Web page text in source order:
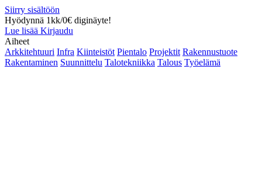
Siirry sisältöön
Hyödynnä 1kk/0€ diginäyte!
Lue lisää Kirjaudu
Aiheet
Arkkitehtuuri Infra Kiinteistöt Pientalo Projektit Rakennustuote
Rakentaminen Suunnittelu Talotekniikka Talous Työelämä